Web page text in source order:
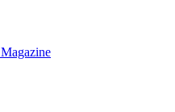
Magazine